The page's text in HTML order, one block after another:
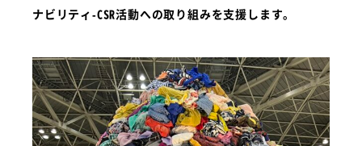
ナビリティ-CSR活動への取り組みを支援します。